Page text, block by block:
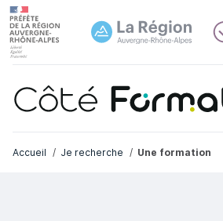
Accueil Je recherche Une formation